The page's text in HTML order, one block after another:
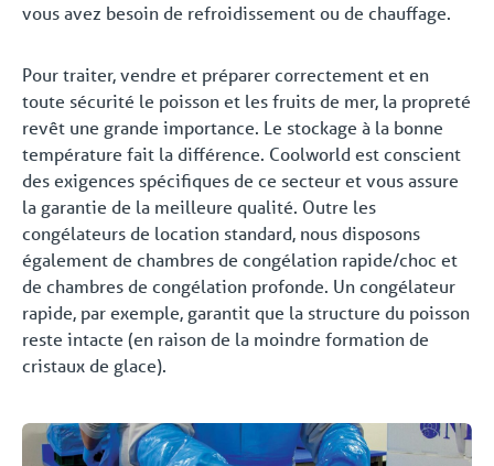
vous avez besoin de refroidissement ou de chauffage.
Pour traiter, vendre et préparer correctement et en
toute sécurité le poisson et les fruits de mer, la propreté
revêt une grande importance. Le stockage à la bonne
température fait la différence. Coolworld est conscient
des exigences spécifiques de ce secteur et vous assure
la garantie de la meilleure qualité. Outre les
congélateurs de location standard, nous disposons
également de chambres de congélation rapide/choc et
de chambres de congélation profonde. Un congélateur
rapide, par exemple, garantit que la structure du poisson
reste intacte (en raison de la moindre formation de
cristaux de glace).